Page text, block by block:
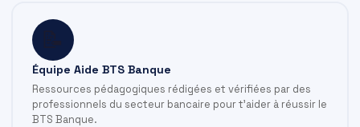
Équipe Aide BTS Banque
Ressources pédagogiques rédigées et vérifiées par des
professionnels du secteur bancaire pour t'aider à réussir le
BTS Banque.